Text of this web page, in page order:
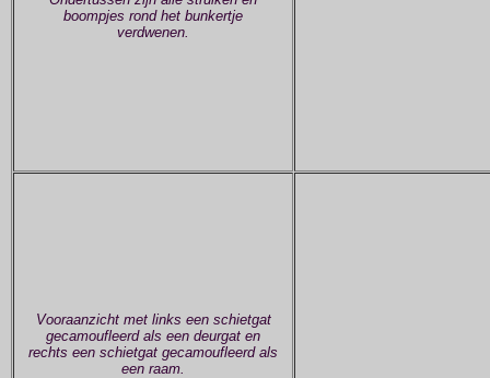
boompjes rond het bunkertje
verdwenen.
Vooraanzicht met links een schietgat
gecamoufleerd als een deurgat en
rechts een schietgat gecamoufleerd als
een raam.